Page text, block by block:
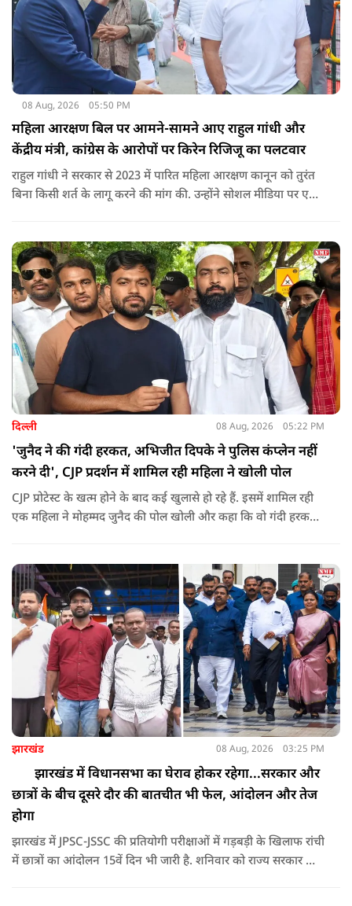
08 Aug, 2026 05:50 PM
महिला आरक्षण बिल पर आमने-सामने आए राहुल गांधी और
केंद्रीय मंत्री, कांग्रेस के आरोपों पर किरेन रिजिजू का पलटवार
राहुल गांधी ने सरकार से 2023 में पारित महिला आरक्षण कानून को तुरंत
बिना किसी शर्त के लागू करने की मांग की. उन्होंने सोशल मीडिया पर एक
दिल्ली 08 Aug, 2026 05:22 PM
'जुनैद ने की गंदी हरकत, अभिजीत दिपके ने पुलिस कंप्लेन नहीं
करने दी', CJP प्रदर्शन में शामिल रही महिला ने खोली पोल
CJP प्रोटेस्ट के खत्म होने के बाद कई खुलासे हो रहे हैं. इसमें शामिल रही
एक महिला ने मोहम्मद जुनैद की पोल खोली और कहा कि वो गंदी हरकतें
दिया.
झारखंड 08 Aug, 2026 03:25 PM
झारखंड में विधानसभा का घेराव होकर रहेगा...सरकार और
छात्रों के बीच दूसरे दौर की बातचीत भी फेल, आंदोलन और तेज
होगा
झारखंड में JPSC-JSSC की प्रतियोगी परीक्षाओं में गड़बड़ी के खिलाफ रांची
में छात्रों का आंदोलन 15वें दिन भी जारी है. शनिवार को राज्य सरकार और